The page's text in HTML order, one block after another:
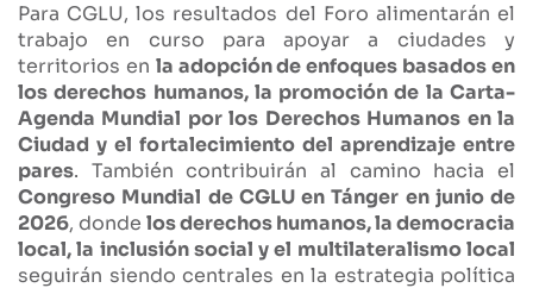
Para CGLU, los resultados del Foro alimentarán el
trabajo en curso para apoyar a ciudades y
territorios en la adopción de enfoques basados en
los derechos humanos, la promoción de la Carta-
Agenda Mundial por los Derechos Humanos en la
Ciudad y el fortalecimiento del aprendizaje entre
pares. También contribuirán al camino hacia el
Congreso Mundial de CGLU en Tánger en junio de
2026, donde los derechos humanos, la democracia
local, la inclusión social y el multilateralismo local
seguirán siendo centrales en la estrategia política